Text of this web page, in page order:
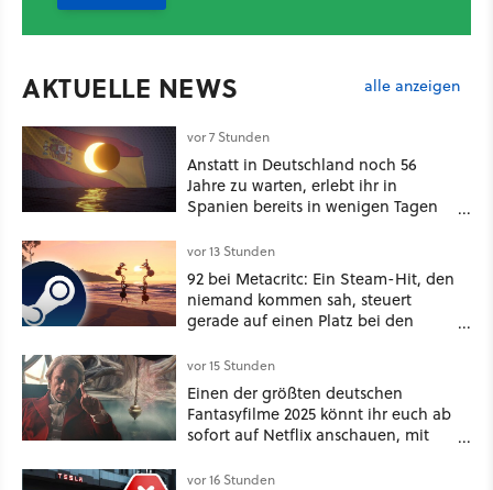
AKTUELLE NEWS alle anzeigen
vor 7 Stunden
Anstatt in Deutschland noch 56
Jahre zu warten, erlebt ihr in
Spanien bereits in wenigen Tagen
vor 13 Stunden
92 bei Metacritc: Ein Steam-Hit, den
niemand kommen sah, steuert
gerade auf einen Platz bei den
vor 15 Stunden
Einen der größten deutschen
Fantasyfilme 2025 könnt ihr euch ab
sofort auf Netflix anschauen, mit
vor 16 Stunden